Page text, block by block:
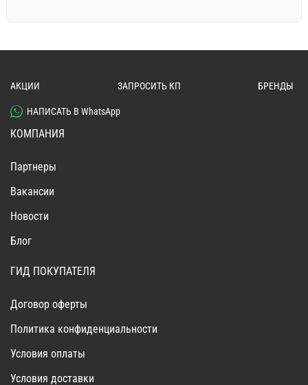
АКЦИИ ЗАПРОСИТЬ КП БРЕНДЫ
НАПИСАТЬ В WhatsApp
КОМПАНИЯ
Партнеры
Вакансии
Новости
Блог
ГИД ПОКУПАТЕЛЯ
Договор оферты
Политика конфиденциальности
Условия оплаты
Условия доставки